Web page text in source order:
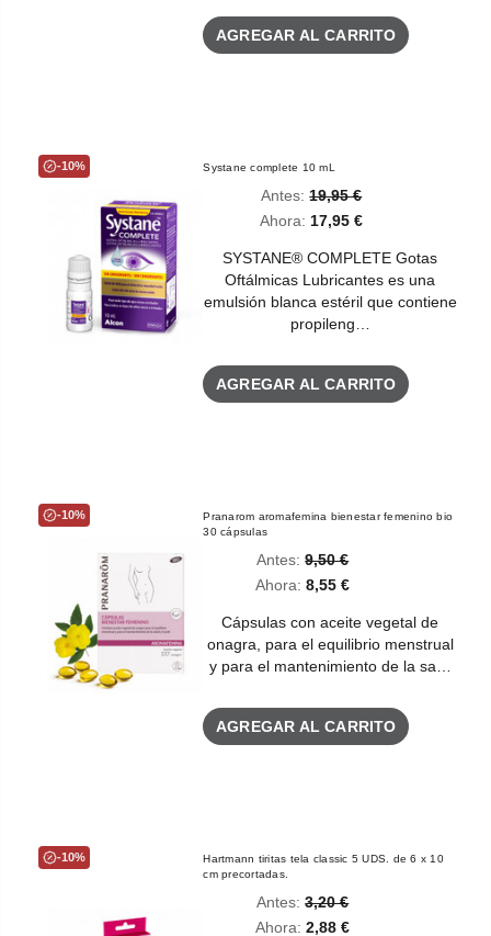
AGREGAR AL CARRITO
-10% Systane complete 10 mL
Ahora: 17,95 €
Antes: 19,95 €
SYSTANE® COMPLETE Gotas
Oftálmicas Lubricantes es una
emulsión blanca estéril que contiene
propileng…
AGREGAR AL CARRITO
-10%
Pranarom aromafemina bienestar femenino bio
30 cápsulas
Ahora: 8,55 €
Antes: 9,50 €
Cápsulas con aceite vegetal de
onagra, para el equilibrio menstrual
y para el mantenimiento de la sa…
AGREGAR AL CARRITO
-10%
Hartmann tiritas tela classic 5 UDS. de 6 x 10
cm precortadas.
Ahora: 2,88 €
Antes: 3,20 €